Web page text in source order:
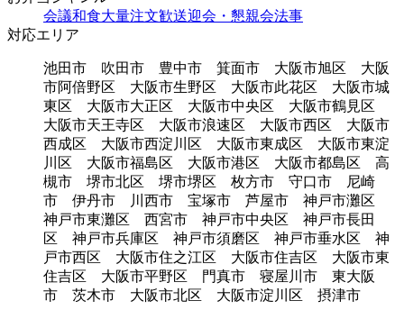
会議和食大量注文歓送迎会・懇親会法事
対応エリア
池田市 吹田市 豊中市 箕面市 大阪市旭区 大阪
市阿倍野区 大阪市生野区 大阪市此花区 大阪市城
東区 大阪市大正区 大阪市中央区 大阪市鶴見区
大阪市天王寺区 大阪市浪速区 大阪市西区 大阪市
西成区 大阪市西淀川区 大阪市東成区 大阪市東淀
川区 大阪市福島区 大阪市港区 大阪市都島区 高
槻市 堺市北区 堺市堺区 枚方市 守口市 尼崎
市 伊丹市 川西市 宝塚市 芦屋市 神戸市灘区
神戸市東灘区 西宮市 神戸市中央区 神戸市長田
区 神戸市兵庫区 神戸市須磨区 神戸市垂水区 神
戸市西区 大阪市住之江区 大阪市住吉区 大阪市東
住吉区 大阪市平野区 門真市 寝屋川市 東大阪
市 茨木市 大阪市北区 大阪市淀川区 摂津市